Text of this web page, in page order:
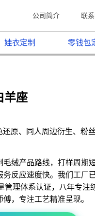
公司简介 联
娃衣定制 零钱包
羊座
原、同人周边衍生、粉
绒产品路线，打样周期短
务反应速度快。我们工厂
管理体系认证，八年专注
，专注工艺精准呈现。